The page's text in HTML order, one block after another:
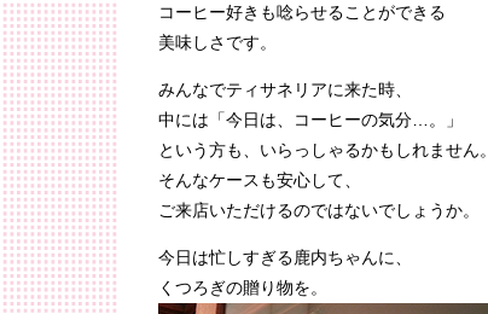
コーヒー好きも唸らせることができる
美味しさです。
みんなでティサネリアに来た時、
中には「今日は、コーヒーの気分…。」
という方も、いらっしゃるかもしれません。
そんなケースも安心して、
ご来店いただけるのではないでしょうか。
今日は忙しすぎる鹿内ちゃんに、
くつろぎの贈り物を。